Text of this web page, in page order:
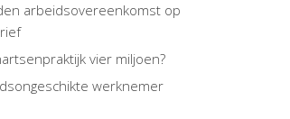
arbeidsovereenkomst op
vier miljoen?
werknemer